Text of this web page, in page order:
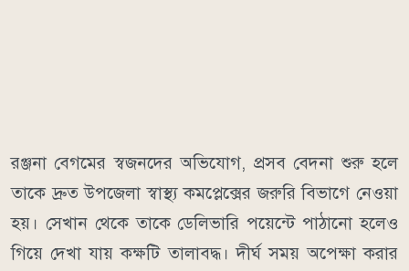
রঞ্জনা বেগমের স্বজনদের অভিযোগ, প্রসব বেদনা শুরু হলে
তাকে দ্রুত উপজেলা স্বাস্থ্য কমপ্লেক্সের জরুরি বিভাগে নেওয়া
হয়। সেখান থেকে তাকে ডেলিভারি পয়েন্টে পাঠানো হলেও
গিয়ে দেখা যায় কক্ষটি তালাবদ্ধ। দীর্ঘ সময় অপেক্ষা করার